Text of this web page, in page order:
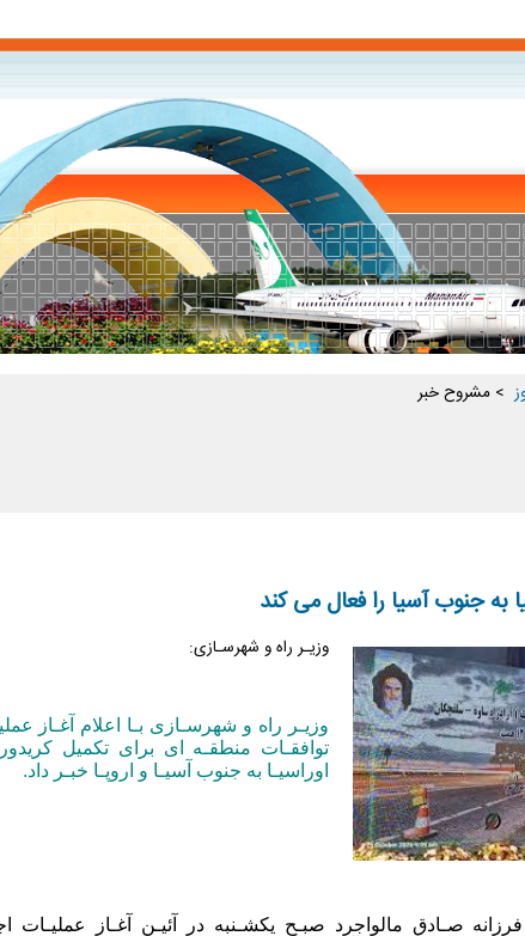
> مشروح خبر
به جنوب آسیا را فعال می کند
وزیـر راه و شهرسـازی:
وزیـر راه و شهرسـازی بـا اعلام آغـاز
توافقـات منطقـه ای برای تکمیل
اوراسیـا به جنوب آسیـا و اروپـا خبـر داد.
صـادق مالواجرد صبـح یکشـنبه در آئیـن آغـاز عملیـات